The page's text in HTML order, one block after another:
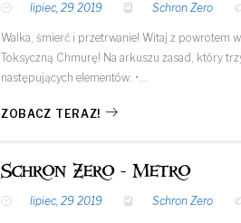
lipiec, 29 2019 Schron Zero
Walka, śmierć i przetrwanie! Witaj z powrotem
Toksyczną Chmurę! Na arkuszu zasad, który
następujących elementów: •…
ZOBACZ TERAZ!
Schron Zero - Metro
lipiec, 29 2019 Schron Zero